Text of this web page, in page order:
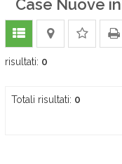
Case Nuove
risultati: 0
Totali risultati: 0